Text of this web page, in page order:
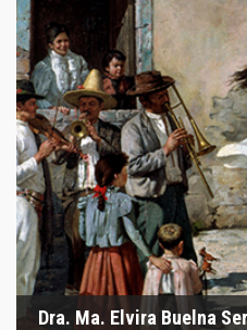
Dra. Ma. Elvira Buelna
Dra. Ma. Elvira
Doctora
Profesora e investigadora
Doctora en Letras
Historia de México por la
de